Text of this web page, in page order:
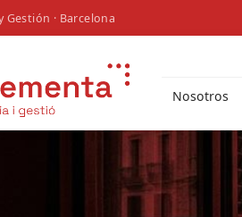
· Barcelona
Nosotros